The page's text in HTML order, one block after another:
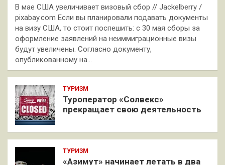
В мае США увеличивает визовый сбор // Jackelberry /
pixabay.com Если вы планировали подавать документы
на визу США, то стоит поспешить: с 30 мая сборы за
оформление заявлений на неиммиграционные визы
будут увеличены. Согласно документу,
опубликованному на…
ТУРИЗМ
Туроператор «Солвекс»
прекращает свою деятельность
ТУРИЗМ
«Азимут» начинает летать в два